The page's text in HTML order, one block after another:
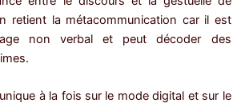
retient la métacommunication car il est
non verbal et peut décoder des
à la fois sur le mode digital et sur le